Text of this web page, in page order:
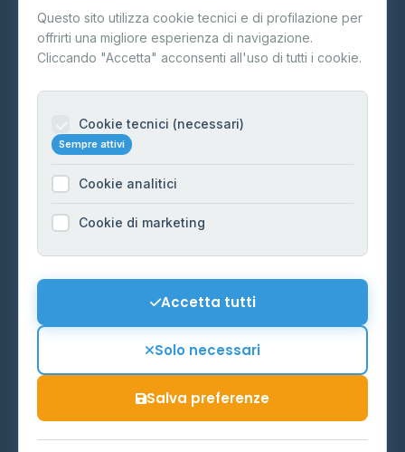
FAQ
Contatti
Informazioni legali
Cookie Policy
Preferenze Cookie
Mappa del sito
Questo sito utilizza cookie tecnici e di profilazione per
offrirti una migliore esperienza di navigazione.
Cliccando "Accetta" acconsenti all'uso di tutti i cookie.
Cookie tecnici (necessari)
Sempre attivi
Cookie analitici
Cookie di marketing
Accetta tutti
Solo necessari
Salva preferenze